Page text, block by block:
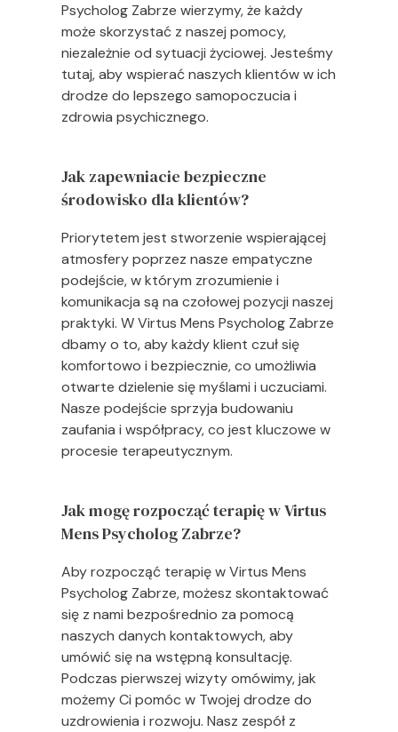
Aby rozpocząć terapię w Virtus Mens
Psycholog Zabrze, możesz skontaktować
się z nami bezpośrednio za pomocą
naszych danych kontaktowych, aby
umówić się na wstępną konsultację.
Podczas pierwszej wizyty omówimy, jak
możemy Ci pomóc w Twojej drodze do
uzdrowienia i rozwoju. Nasz zespół z
Jak mogę rozpocząć terapię w Virtus
Mens Psycholog Zabrze?
Priorytetem jest stworzenie wspierającej
atmosfery poprzez nasze empatyczne
podejście, w którym zrozumienie i
komunikacja są na czołowej pozycji naszej
praktyki. W Virtus Mens Psycholog Zabrze
dbamy o to, aby każdy klient czuł się
komfortowo i bezpiecznie, co umożliwia
otwarte dzielenie się myślami i uczuciami.
Nasze podejście sprzyja budowaniu
zaufania i współpracy, co jest kluczowe w
procesie terapeutycznym.
Jak zapewniacie bezpieczne
środowisko dla klientów?
Psycholog Zabrze wierzymy, że każdy
może skorzystać z naszej pomocy,
niezależnie od sytuacji życiowej. Jesteśmy
tutaj, aby wspierać naszych klientów w ich
drodze do lepszego samopoczucia i
zdrowia psychicznego.